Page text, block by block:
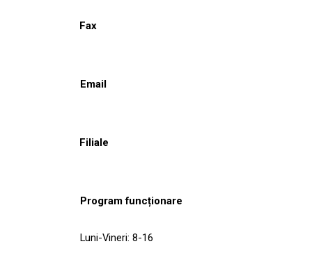
Fax
Email
Filiale
Program funcționare
Luni-Vineri: 8-16